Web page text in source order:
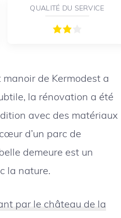
QUALITÉ DU SERVICE
manoir de Kermodest a
la rénovation a été
avec des matériaux
d’un parc de
demeure est un
la nature.
par le château de la